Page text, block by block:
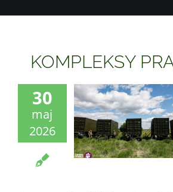
SKLEP Z PAMIĄTKAMI
WSZYSTKIE WYMAGANIA
KOMPLEKSY
30
maj
2026